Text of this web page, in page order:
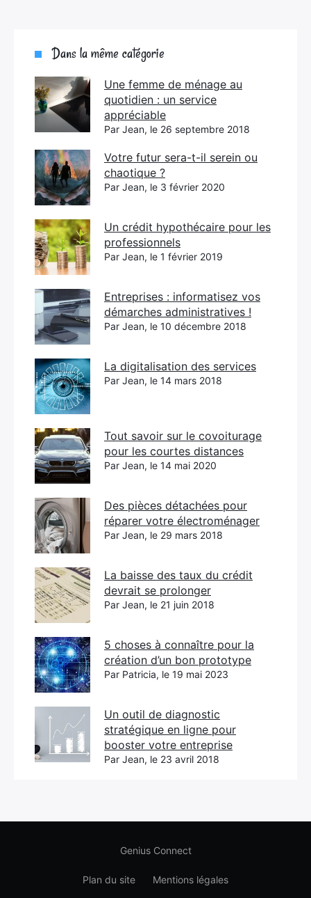
Dans la même catégorie
Une femme de ménage au
quotidien : un service
appréciable
Par Jean, le 26 septembre 2018
Votre futur sera-t-il serein ou
chaotique ?
Par Jean, le 3 février 2020
Un crédit hypothécaire pour les
professionnels
Par Jean, le 1 février 2019
Entreprises : informatisez vos
démarches administratives !
Par Jean, le 10 décembre 2018
La digitalisation des services
Par Jean, le 14 mars 2018
Tout savoir sur le covoiturage
pour les courtes distances
Par Jean, le 14 mai 2020
Des pièces détachées pour
réparer votre électroménager
Par Jean, le 29 mars 2018
La baisse des taux du crédit
devrait se prolonger
Par Jean, le 21 juin 2018
5 choses à connaître pour la
création d’un bon prototype
Par Patricia, le 19 mai 2023
Un outil de diagnostic
stratégique en ligne pour
booster votre entreprise
Par Jean, le 23 avril 2018
Genius Connect
Plan du site Mentions légales